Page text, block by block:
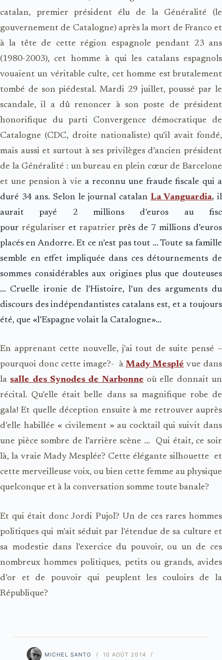
catalan, premier président élu de la Généralité (le
gouvernement de Catalogne) après la mort de Franco et
à la tête de cette région espagnole pendant 23 ans
(1980-2003), cet homme à qui les catalans espagnols
vouaient un véritable culte, cet homme est brutalement
tombé de son piédestal. Mardi 29 juillet, poussé par le
scandale, il a dû renoncer à son poste de président
honorifique du parti Convergence démocratique de
Catalogne (CDC, droite nationaliste) qu’il avait fondé,
mais aussi et surtout à ses privilèges d’ancien président
de la Généralité : un bureau en plein cœur de Barcelone
et une pension à vie a reconnu une fraude fiscale qui a
duré 34 ans. Selon le journal catalanLa Vanguardia, il
aurait payé 2 millions d’euros au fisc
pour régulariser et rapatrier près de 7 millions d’euros
placés en Andorre. Et ce n’est pas tout … Toute sa famille
semble en effet impliquée dans ces détournements de
sommes considérables aux origines plus que douteuses
… Cruelle ironie de l’Histoire, l’un des arguments du
discours des indépendantistes catalans est, et a toujours
été, que «l’Espagne volait la Catalogne»…
En apprenant cette nouvelle, j’ai tout de suite pensé –
pourquoi donc cette image?- à Mady Mesplé vue dans
la salle des Synodes de Narbonne où elle donnait un
récital. Qu’elle était belle dans sa magnifique robe de
gala! Et quelle déception ensuite à me retrouver auprès
d’elle habillée « civilement » au cocktail qui suivit dans
une pièce sombre de l’arrière scène … Qui était, ce soir
là, la vraie Mady Mesplée? Cette élégante silhouette et
cette merveilleuse voix, ou bien cette femme au physique
quelconque et à la conversation somme toute banale?
Et qui était donc Jordi Pujol? Un de ces rares hommes
politiques qui m’ait séduit par l’étendue de sa culture et
sa modestie dans l’exercice du pouvoir, ou un de ces
nombreux hommes politiques, petits ou grands, avides
d’or et de pouvoir qui peuplent les couloirs de la
République?
MICHEL SANTO 10 AOÛT 2014